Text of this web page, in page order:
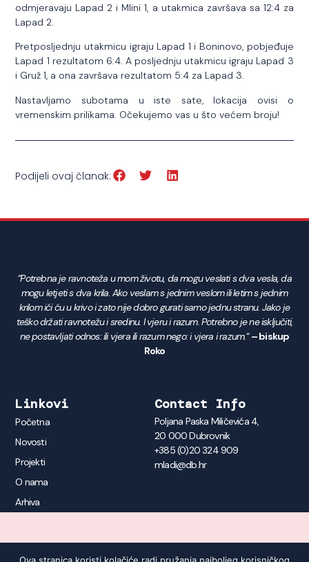
odmjeravaju Lapad 2 i Mlini 1, a utakmica završava sa 12:4 za
Lapad 2.
Pretposljednju utakmicu igraju Lapad 1 i Boninovo, pobjeđuje
Lapad 1 rezultatom 6:4. A posljednju utakmicu igraju Lapad 3
i Gruž 1, a ona završava rezultatom 5:4 za Lapad 3.
Nastavljamo subotama u iste sate, lokacija ovisi o
vremenskim prilikama. Očekujemo vas u što većem broju!
Podijeli ovaj članak:
“Potrebna je ravnoteža u mom životu, da mogu veslati s dva vesla, da
mogu letjeti s dva krila. Ako veslam s jednim veslom ili letim s jednim
krilom ići ću u krivo i zato nije dobro gurati samo jednu stranu. Jako je
teško držati ravnotežu i sredinu. I vjeru i razum. Potrebno je ne isključiti,
ne postavljati odnos: ili vjera ili razum nego: i vjera i razum.“ – biskup
Roko
Linkovi
Početna
Novosti
Projekti
O nama
Arhiva
Contact Info
Poljana Paska Miličevića 4,
20 000 Dubrovnik
+385 (0)20 324 909
mladi@db.hr